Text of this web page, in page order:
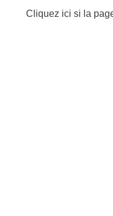
Cliquez ici si la